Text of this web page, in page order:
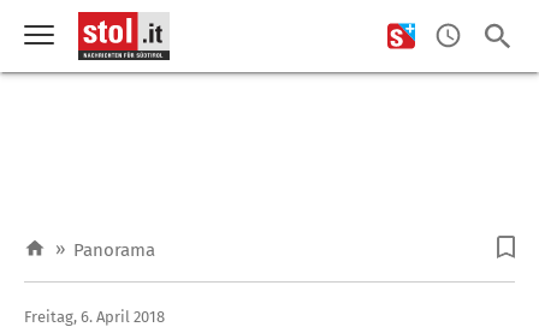
» Panorama
Freitag, 6. April 2018